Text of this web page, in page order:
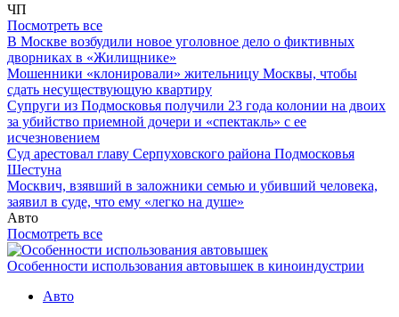
ЧП
Посмотреть все
В Москве возбудили новое уголовное дело о фиктивных
дворниках в «Жилищнике»
Мошенники «клонировали» жительницу Москвы, чтобы
сдать несуществующую квартиру
Супруги из Подмосковья получили 23 года колонии на двоих
за убийство приемной дочери и «спектакль» с ее
исчезновением
Суд арестовал главу Серпуховского района Подмосковья
Шестуна
Москвич, взявший в заложники семью и убивший человека,
заявил в суде, что ему «легко на душе»
Авто
Посмотреть все
Особенности использования автовышек в киноиндустрии
Авто